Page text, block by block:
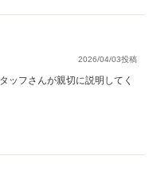
2026/04/03投稿
ッフさんが親切に説明してく